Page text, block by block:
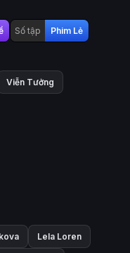
Số tập Phim Lẻ
Viễn Tưởng
Lela Loren